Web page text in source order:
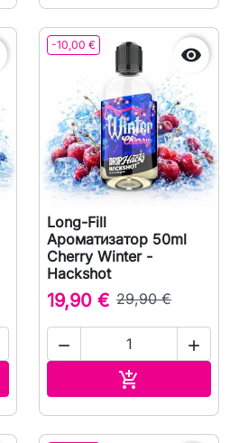
-10,00 € 
Long-Fill
Ароматизатор 50ml
Cherry Winter -
Hackshot
19,90 € 29,90 €
 
